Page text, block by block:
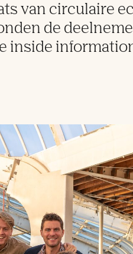
van circulaire
de
inside